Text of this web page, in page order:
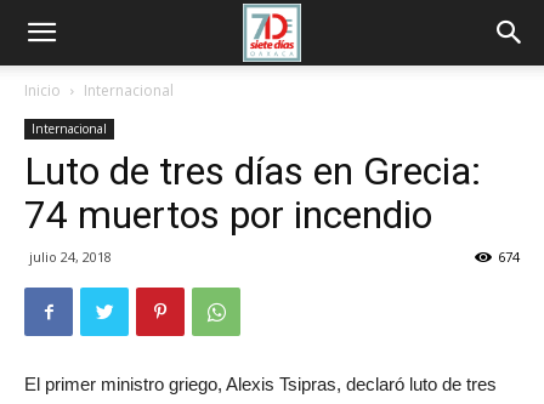
Inicio Internacional
Internacional
Luto de tres días en Grecia:
74 muertos por incendio
julio 24, 2018 674
El primer ministro griego, Alexis Tsipras, declaró luto de tres